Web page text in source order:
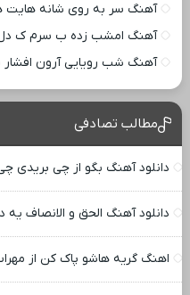
آهنگ سر به روی شانه هایت
آهنگ امشب زده ب سرم ک دل
آهنگ شب رویایی آرون افشار
مطالب تصادفی
دانلود آهنگ ﺑﮕﻮ از ﭼﻰ ﺑﺮﻳﺪی
دانلود آهنگ الحق و الانصاف یه
اهنگ گریه هاشو پاک کن از